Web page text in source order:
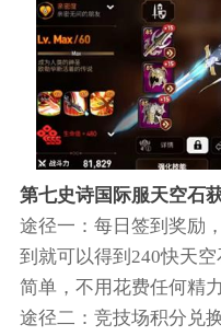
第七史诗国际服天空石
途径一：每日签到奖励
到就可以得到240快天
简单，不用花费任何精力
途径二：竞技场积分兑